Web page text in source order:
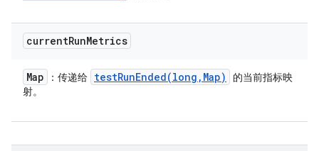
currentRunMetrics
Map ：传递给 testRunEnded(long , Map)
的当前指标映
射。